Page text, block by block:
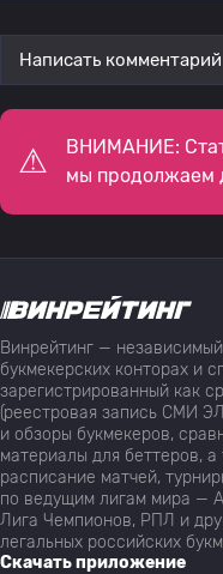
Написать комментарий
ВНИМАНИЕ:
мы продолжаем
Винрейтинг —
букмекерских конторах и
зарегистрированный как
(реестровая запись СМИ
и обзоры букмекеров,
материалы для беттеров,
расписание матчей,
по ведущим лигам мира —
Лига Чемпионов, РПЛ и
легальных российских
Скачать приложение